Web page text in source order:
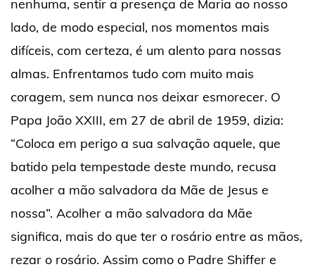
nenhuma, sentir a presença de Maria ao nosso
lado, de modo especial, nos momentos mais
difíceis, com certeza, é um alento para nossas
almas. Enfrentamos tudo com muito mais
coragem, sem nunca nos deixar esmorecer. O
Papa João XXIII, em 27 de abril de 1959, dizia:
“Coloca em perigo a sua salvação aquele, que
batido pela tempestade deste mundo, recusa
acolher a mão salvadora da Mãe de Jesus e
nossa”. Acolher a mão salvadora da Mãe
significa, mais do que ter o rosário entre as mãos,
rezar o rosário. Assim como o Padre Shiffer e